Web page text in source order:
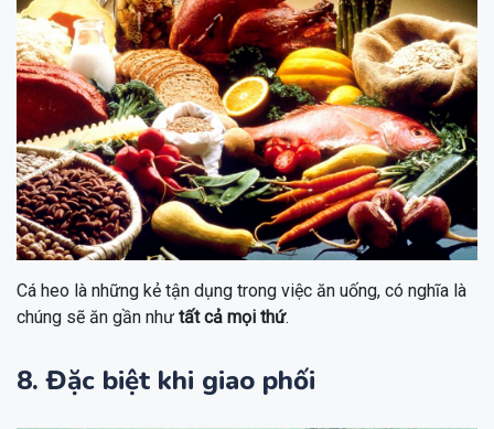
Cá heo là những kẻ tận dụng trong việc ăn uống, có nghĩa là
chúng sẽ ăn gần như tất cả mọi thứ.
8. Đặc biệt khi giao phối